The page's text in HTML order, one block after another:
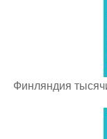
Финляндия